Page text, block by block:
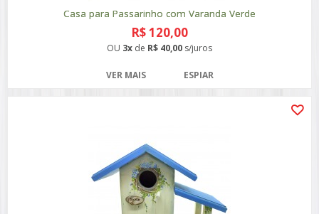
Casa para Passarinho com Varanda Verde
R$ 120,00
OU 3x de R$ 40,00 s/juros
VER MAIS ESPIAR